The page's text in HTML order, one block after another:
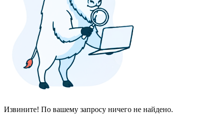
Извините! По вашему запросу ничего не найдено.